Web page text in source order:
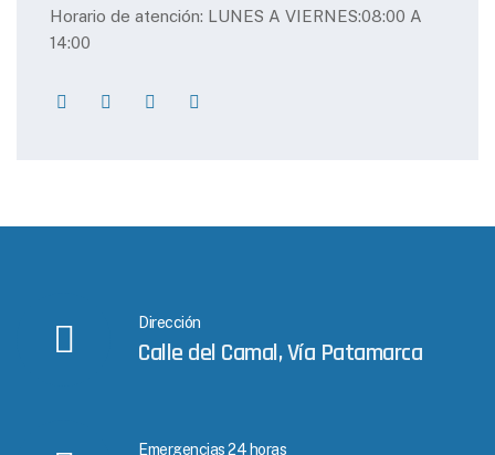
Horario de atención: LUNES A VIERNES:08:00 A
14:00
Dirección
Calle del Camal, Vía Patamarca
Emergencias 24 horas